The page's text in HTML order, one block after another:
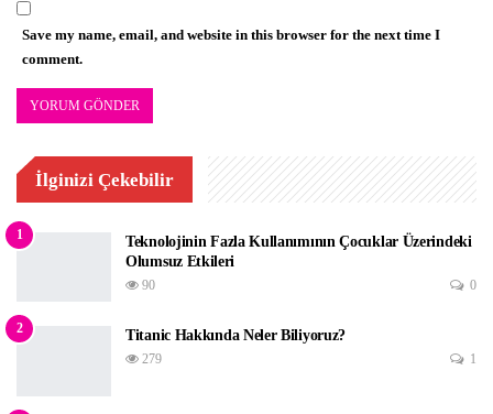
Save my name, email, and website in this browser for the next time I
comment.
İlginizi Çekebilir
1
‌Teknolojinin Fazla Kullanımının Çocuklar Üzerindeki
Olumsuz Etkileri
90 0
2 Titanic Hakkında Neler Biliyoruz?
279 1